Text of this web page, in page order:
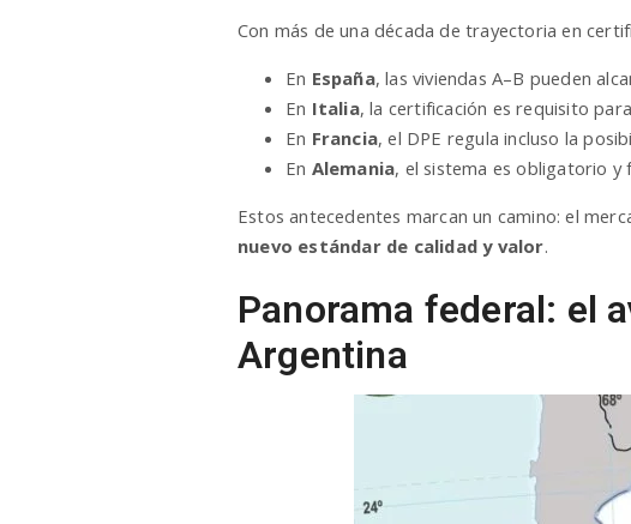
Con más de una década de trayectoria en
En España, las viviendas A–B pueden
En Italia, la certificación es requisito
En Francia, el DPE regula incluso la
En Alemania, el sistema es obligatorio y
Estos antecedentes marcan un camino: el
nuevo estándar de calidad y valor.
Panorama federal: el
Argentina